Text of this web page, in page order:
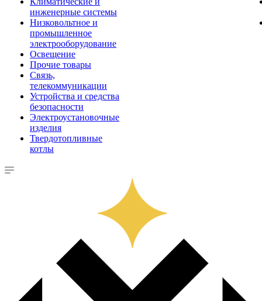
инженерные системы
Низковольтное и
промышленное
электрооборудование
Освещение
Прочие товары
Связь,
телекоммуникации
Устройства и средства
безопасности
Электроустановочные
изделия
Твердотопливные
котлы